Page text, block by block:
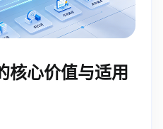
核心价值与适用